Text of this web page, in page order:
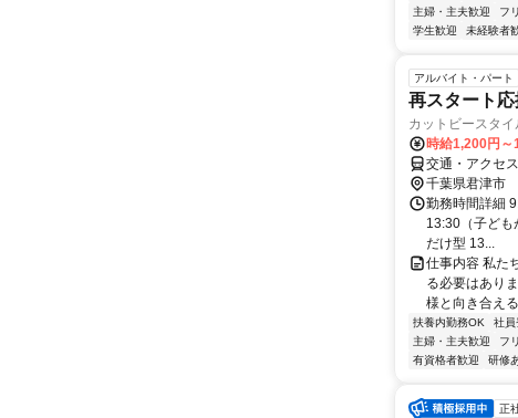
主婦・主夫歓迎
フ
学生歓迎
未経験者
アルバイト・パート
再スタート
カットビースタ
時給1,200円～
交通・アクセ
千葉県君津市
勤務時間詳細
13:30（子ども
だけ型 13...
仕事内容 私た
る必要はあり
様と向き合え
扶養内勤務OK 社員
主婦・主夫歓迎
フ
有資格者歓迎
研修
正